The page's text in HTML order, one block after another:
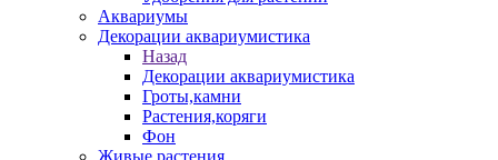
Аквариумы
Декорации аквариумистика
Назад
Декорации аквариумистика
Гроты,камни
Растения,коряги
Фон
Живые растения